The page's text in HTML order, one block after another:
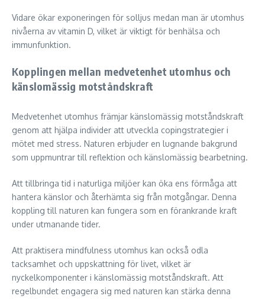
Vidare ökar exponeringen för solljus medan man är utomhus
nivåerna av vitamin D, vilket är viktigt för benhälsa och
immunfunktion.
Kopplingen mellan medvetenhet utomhus och
känslomässig motståndskraft
Medvetenhet utomhus främjar känslomässig motståndskraft
genom att hjälpa individer att utveckla copingstrategier i
mötet med stress. Naturen erbjuder en lugnande bakgrund
som uppmuntrar till reflektion och känslomässig bearbetning.
Att tillbringa tid i naturliga miljöer kan öka ens förmåga att
hantera känslor och återhämta sig från motgångar. Denna
koppling till naturen kan fungera som en förankrande kraft
under utmanande tider.
Att praktisera mindfulness utomhus kan också odla
tacksamhet och uppskattning för livet, vilket är
nyckelkomponenter i känslomässig motståndskraft. Att
regelbundet engagera sig med naturen kan stärka denna